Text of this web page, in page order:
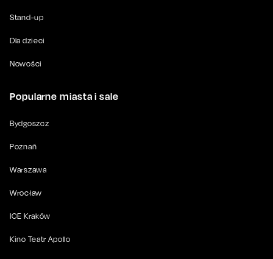
Stand-up
Dla dzieci
Nowości
Popularne miasta i sale
Bydgoszcz
Poznań
Warszawa
Wrocław
ICE Kraków
Kino Teatr Apollo